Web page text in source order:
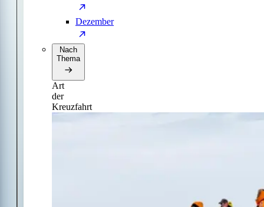
Dezember
Nach
Thema
Art
der
Kreuzfahrt